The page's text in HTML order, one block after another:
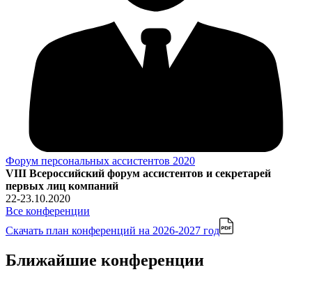
Форум персональных ассистентов 2020
VIII Всероссийский форум ассистентов и секретарей
первых лиц компаний
22-23.10.2020
Все конференции
Скачать план конференций на 2026-2027 год
Ближайшие конференции